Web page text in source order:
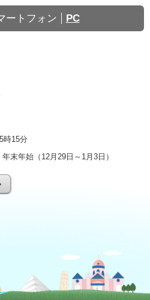
ートフォン PC
時15分
末年始（12月29日～1月3日）